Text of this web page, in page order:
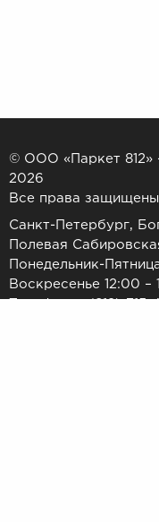
© ООО «Паркет 812»
2026
Все права
Санкт-Петербург,
Полевая
Понедельник-
Воскресенье 12:00 –